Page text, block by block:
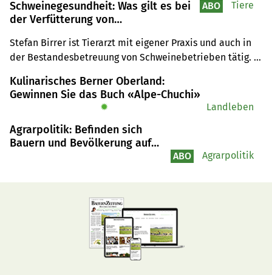
Schweinegesundheit: Was gilt es bei
der Verfütterung von
beachten?
Stefan Birrer ist Tierarzt mit eigener Praxis und auch in
der Bestandesbetreuung von Schweinebetrieben tätig.
überschüssigen Lebensmittel sei sehr sinnvoll, Hygiene
und eine ausgewogene Ration aber wichtig.
ABO Tiere
Kulinarisches Berner Oberland:
Gewinnen Sie das Buch «Alpe-Chuchi»
✹ Landleben
Agrarpolitik: Befinden sich
Bauern und Bevölkerung auf
ABO Agrarpolitik